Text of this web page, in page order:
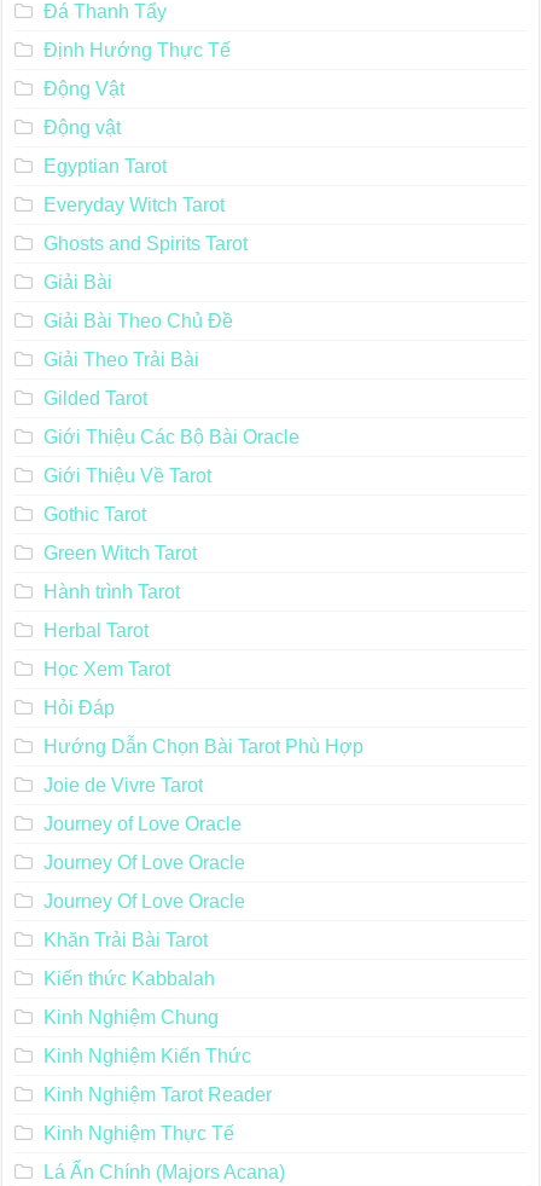
Đá Thanh Tẩy
Định Hướng Thực Tế
Động Vật
Động vật
Egyptian Tarot
Everyday Witch Tarot
Ghosts and Spirits Tarot
Giải Bài
Giải Bài Theo Chủ Đề
Giải Theo Trải Bài
Gilded Tarot
Giới Thiệu Các Bộ Bài Oracle
Giới Thiệu Về Tarot
Gothic Tarot
Green Witch Tarot
Hành trình Tarot
Herbal Tarot
Học Xem Tarot
Hỏi Đáp
Hướng Dẫn Chọn Bài Tarot Phù Hợp
Joie de Vivre Tarot
Journey of Love Oracle
Journey Of Love Oracle
Journey Of Love Oracle
Khăn Trải Bài Tarot
Kiến thức Kabbalah
Kinh Nghiệm Chung
Kinh Nghiệm Kiến Thức
Kinh Nghiệm Tarot Reader
Kinh Nghiệm Thực Tế
Lá Ẩn Chính (Majors Acana)